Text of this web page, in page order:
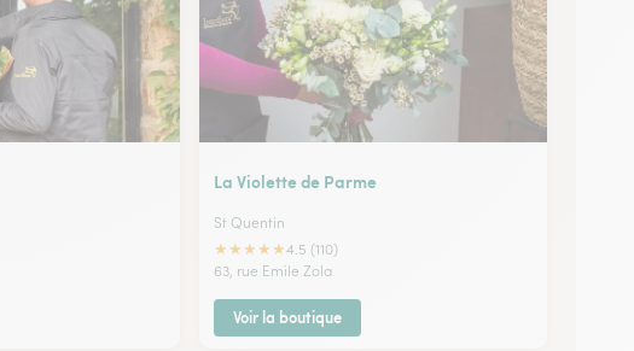
La Violette de Parme
St Quentin
★★★★★4.5 (110)
63, rue Emile Zola
Voir la boutique